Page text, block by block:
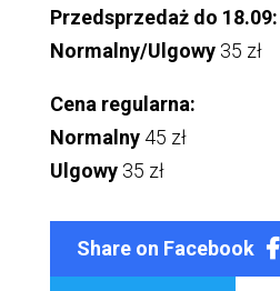
Przedsprzedaż do 18.09:
Normalny/Ulgowy35 zł
Cena regularna:
Normalny45 zł
Ulgowy35 zł
Share on Facebook